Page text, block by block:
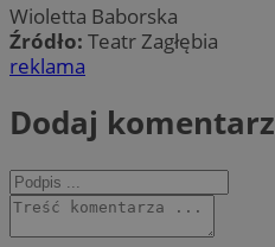
Wioletta Baborska
Źródło: Teatr Zagłębia
reklama
Dodaj komentarz